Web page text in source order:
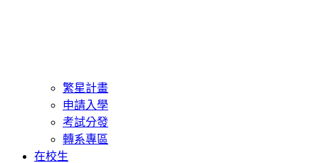
繁星計畫
申請入學
考試分發
轉系專區
在校生